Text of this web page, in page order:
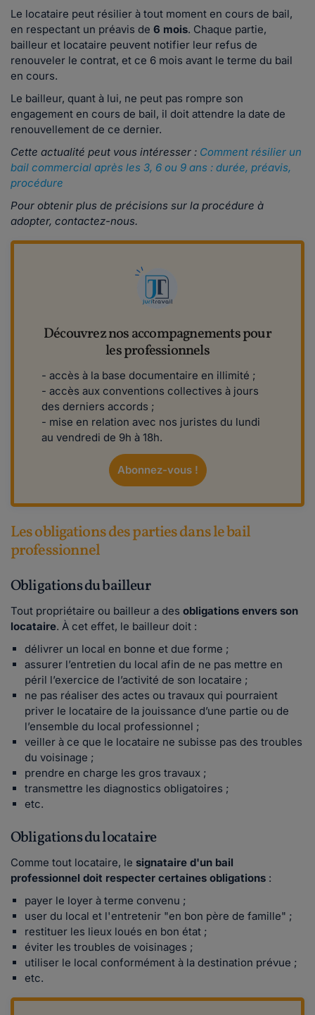
Le locataire peut résilier à tout moment en cours de bail,
en respectant un préavis de 6 mois. Chaque partie,
bailleur et locataire peuvent notifier leur refus de
renouveler le contrat, et ce 6 mois avant le terme du bail
en cours.
Le bailleur, quant à lui, ne peut pas rompre son
engagement en cours de bail, il doit attendre la date de
renouvellement de ce dernier.
Cette actualité peut vous intéresser : Comment résilier un
bail commercial après les 3, 6 ou 9 ans : durée, préavis,
procédure
Pour obtenir plus de précisions sur la procédure à
adopter, contactez-nous.
Découvrez nos accompagnements pour
les professionnels
- accès à la base documentaire en illimité ;
- accès aux conventions collectives à jours
des derniers accords ;
- mise en relation avec nos juristes du lundi
au vendredi de 9h à 18h.
Abonnez-vous !
Les obligations des parties dans le bail
professionnel
Obligations du bailleur
Tout propriétaire ou bailleur a des obligations envers son
locataire. À cet effet, le bailleur doit :
délivrer un local en bonne et due forme ;
assurer l’entretien du local afin de ne pas mettre en
péril l’exercice de l’activité de son locataire ;
ne pas réaliser des actes ou travaux qui pourraient
priver le locataire de la jouissance d’une partie ou de
l’ensemble du local professionnel ;
veiller à ce que le locataire ne subisse pas des troubles
du voisinage ;
prendre en charge les gros travaux ;
transmettre les diagnostics obligatoires ;
etc.
Obligations du locataire
Comme tout locataire, le signataire d'un bail
professionnel doit respecter certaines obligations :
payer le loyer à terme convenu ;
user du local et l'entretenir "en bon père de famille" ;
restituer les lieux loués en bon état ;
éviter les troubles de voisinages ;
utiliser le local conformément à la destination prévue ;
etc.